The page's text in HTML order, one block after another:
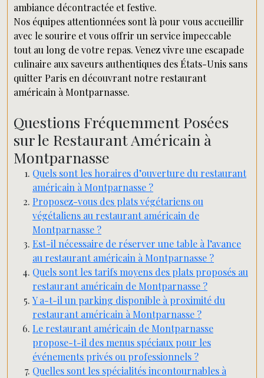
ambiance décontractée et festive.
Nos équipes attentionnées sont là pour vous accueillir
avec le sourire et vous offrir un service impeccable
tout au long de votre repas. Venez vivre une escapade
culinaire aux saveurs authentiques des États-Unis sans
quitter Paris en découvrant notre restaurant
américain à Montparnasse.
Questions Fréquemment Posées
sur le Restaurant Américain à
Montparnasse
Quels sont les horaires d’ouverture du restaurant
américain à Montparnasse ?
Proposez-vous des plats végétariens ou
végétaliens au restaurant américain de
Montparnasse ?
Est-il nécessaire de réserver une table à l’avance
au restaurant américain à Montparnasse ?
Quels sont les tarifs moyens des plats proposés au
restaurant américain de Montparnasse ?
Y a-t-il un parking disponible à proximité du
restaurant américain à Montparnasse ?
Le restaurant américain de Montparnasse
propose-t-il des menus spéciaux pour les
événements privés ou professionnels ?
Quelles sont les spécialités incontournables à